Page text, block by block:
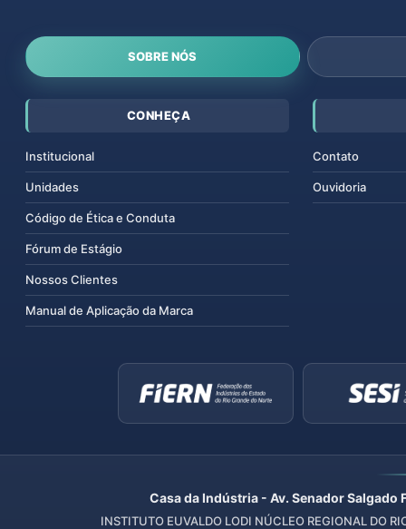
SOBRE NÓS
CONHEÇA
Institucional
Unidades
Código de Ética e Conduta
Fórum de Estágio
Nossos Clientes
Manual de Aplicação da Marca
Contato
Ouvidoria
Casa da Indústria - Av. Senador
INSTITUTO EUVALDO LODI NÚCLEO REGIONAL DO